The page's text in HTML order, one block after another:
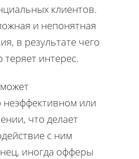
клиентов.
и непонятная
в результате чего
интерес.
неэффективном или
что делает
с ним
иногда офферы